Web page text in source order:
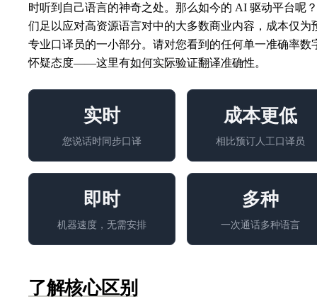
时听到自己语言的神奇之处。那么如今的 AI 驱动平台呢
们足以应对高资源语言对中的大多数商业内容，成本仅为
专业口译员的一小部分。请对您看到的任何单一准确率数
怀疑态度——这里有如何实际验证翻译准确性。
实时
您说话时同步口译
成本更低
相比预订人工口译员
即时
机器速度，无需安排
多种
一次通话多种语言
了解核心区别